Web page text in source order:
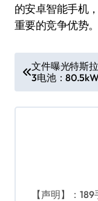
的安卓智能手机
重要的竞争优势。
章
导
文件曝光特斯
3电池：
【声明】：